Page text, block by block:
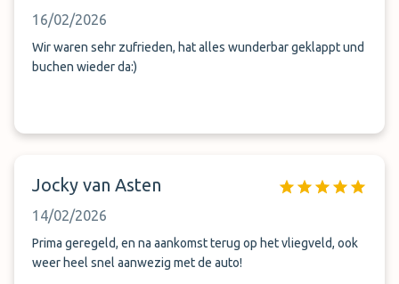
16/02/2026
Wir waren sehr zufrieden, hat alles wunderbar geklappt und
buchen wieder da:)
Jocky van Asten
14/02/2026
Prima geregeld, en na aankomst terug op het vliegveld, ook
weer heel snel aanwezig met de auto!